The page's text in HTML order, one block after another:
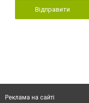
Відправити
Реклама на сайті